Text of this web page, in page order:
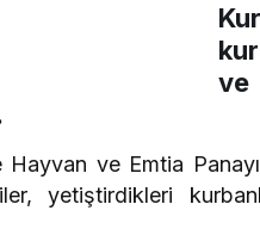
ve
Hayvan ve Emtia
yetiştirdikleri